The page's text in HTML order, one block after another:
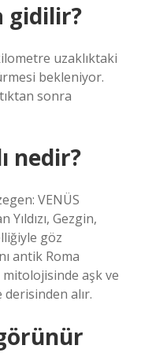
gidilir?
uzaklıktaki
bekleniyor.
sonra
nedir?
VENÜS
Yıldızı, Gezgin,
göz
antik Roma
mitolojisinde aşk ve
alır.